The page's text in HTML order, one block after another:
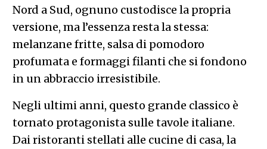
Nord a Sud, ognuno custodisce la propria
versione, ma l’essenza resta la stessa:
melanzane fritte, salsa di pomodoro
profumata e formaggi filanti che si fondono
in un abbraccio irresistibile.
Negli ultimi anni, questo grande classico è
tornato protagonista sulle tavole italiane.
Dai ristoranti stellati alle cucine di casa, la